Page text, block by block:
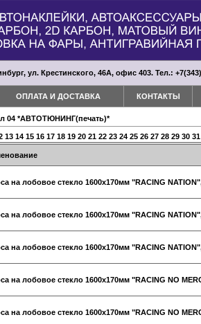
ул. Крестинского, 46А, офис 403. Тел.:
ОПЛАТА И ДОСТАВКА КОНТАКТЫ
04 *АВТОТЮНИНГ(печать)*
13 14 15 16 17 18 19 20 21 22 23 24 25 26 27 28 29 30 31
на лобовое стекло 1600х170мм "RACING
на лобовое стекло 1600х170мм "RACING
на лобовое стекло 1600х170мм "RACING
на лобовое стекло 1600х170мм "RACING NO
на лобовое стекло 1600х170мм "RACING NO